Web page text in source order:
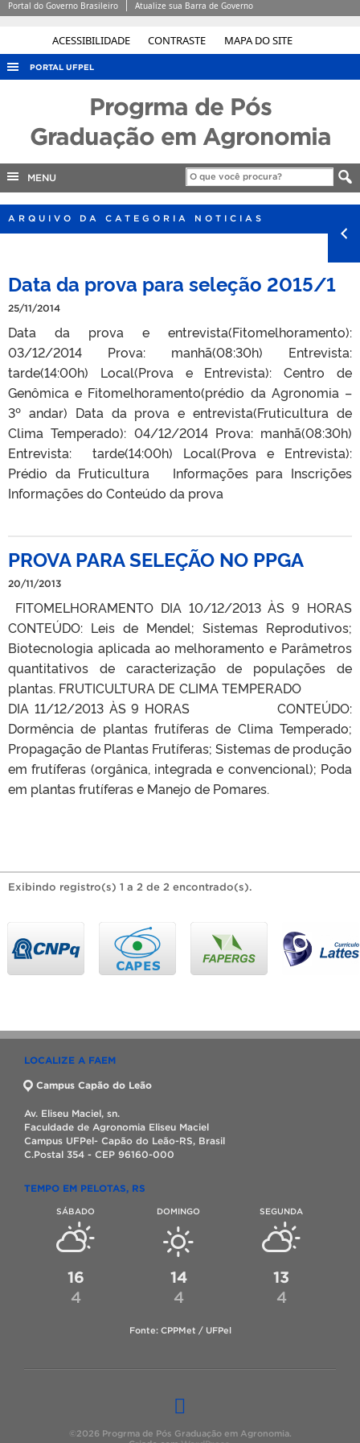
ACESSIBILIDADE CONTRASTE MAPA DO SITE
Portal do Governo Brasileiro Atualize sua Barra de Governo
PORTAL UFPEL
CONCURSOS
EDITAIS
PORTARIAS
TELEFONES
Progrma de Pós
Graduação em Agronomia
MENU
ARQUIVO DA CATEGORIA NOTICIAS
Data da prova para seleção 2015/1
25/11/2014
Data da prova e entrevista(Fitomelhoramento):
03/12/2014 Prova: manhã(08:30h) Entrevista:
tarde(14:00h) Local(Prova e Entrevista): Centro de
Genômica e Fitomelhoramento(prédio da Agronomia –
3º andar) Data da prova e entrevista(Fruticultura de
Clima Temperado): 04/12/2014 Prova: manhã(08:30h)
Entrevista: tarde(14:00h) Local(Prova e Entrevista):
Prédio da Fruticultura Informações para Inscrições
Informações do Conteúdo da prova
PROVA PARA SELEÇÃO NO PPGA
20/11/2013
FITOMELHORAMENTO DIA 10/12/2013 ÀS 9 HORAS
CONTEÚDO: Leis de Mendel; Sistemas Reprodutivos;
Biotecnologia aplicada ao melhoramento e Parâmetros
quantitativos de caracterização de populações de
plantas. FRUTICULTURA DE CLIMA TEMPERADO
DIA 11/12/2013 ÀS 9 HORAS CONTEÚDO:
Dormência de plantas frutíferas de Clima Temperado;
Propagação de Plantas Frutíferas; Sistemas de produção
em frutíferas (orgânica, integrada e convencional); Poda
em plantas frutíferas e Manejo de Pomares.
Exibindo registro(s) 1 a 2 de 2 encontrado(s).
LOCALIZE A FAEM
Campus Capão do Leão
Av. Eliseu Maciel, sn.
Faculdade de Agronomia Eliseu Maciel
Campus UFPel- Capão do Leão-RS, Brasil
C.Postal 354 - CEP 96160-000
TEMPO EM PELOTAS, RS
SÁBADO
16
4
DOMINGO
14
4
SEGUNDA
13
4
Fonte: CPPMet / UFPel
©2026 Progrma de Pós Graduação em Agronomia.